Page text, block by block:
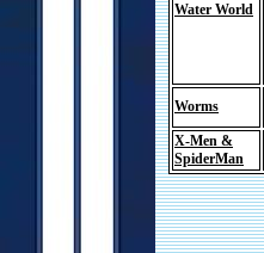
Water World
Worms
X-Men &
SpiderMan